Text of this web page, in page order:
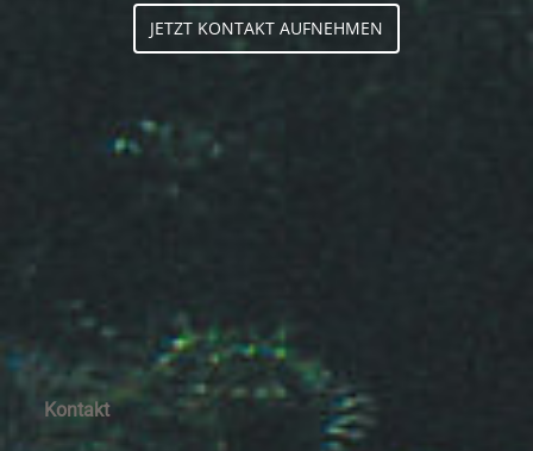
JETZT KONTAKT AUFNEHMEN
Kontakt